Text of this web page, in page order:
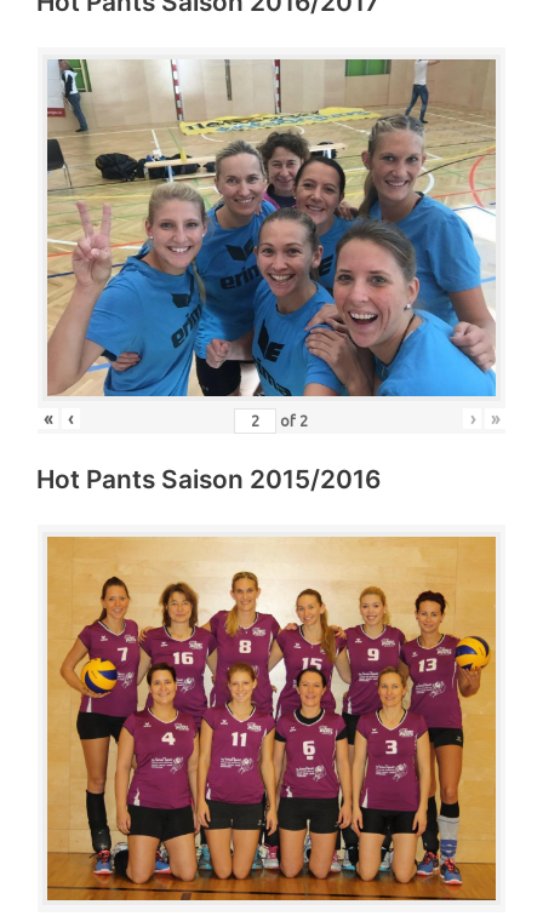
« ‹ of 2 › »
Hot Pants Saison 2015/2016